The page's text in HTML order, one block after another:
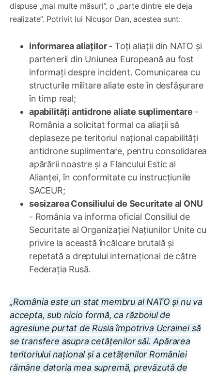
dispuse „mai multe măsuri”, o „parte dintre ele deja
realizate”. Potrivit lui Nicușor Dan, acestea sunt:
informarea aliaților- Toți aliații din NATO și
partenerii din Uniunea Europeană au fost
informați despre incident. Comunicarea cu
structurile militare aliate este în desfășurare
în timp real;
apabilități antidrone aliate suplimentare -
România a solicitat formal ca aliații să
deplaseze pe teritoriul național capabilități
antidrone suplimentare, pentru consolidarea
apărării noastre și a Flancului Estic al
Alianței, în conformitate cu instrucțiunile
SACEUR;
sesizarea Consiliului de Securitate al ONU
- România va informa oficial Consiliul de
Securitate al Organizației Națiunilor Unite cu
privire la această încălcare brutală și
repetată a dreptului internațional de către
Federația Rusă.
„România este un stat membru al NATO și nu va
accepta, sub nicio formă, ca războiul de
agresiune purtat de Rusia împotriva Ucrainei să
se transfere asupra cetățenilor săi. Apărarea
teritoriului național și a cetățenilor României
rămâne datoria mea supremă, prevăzută de